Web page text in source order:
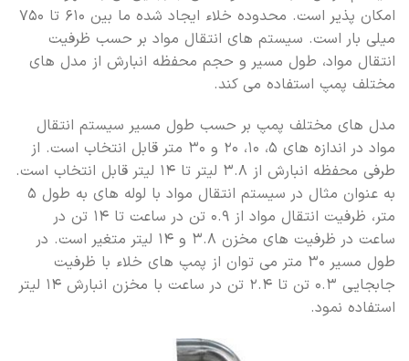
امکان پذیر است. محدوده خلاء ایجاد شده ما بین ۶۱۰ تا ۷۵۰
میلی بار است. سیستم های انتقال مواد بر حسب ظرفیت
انتقال مواد، طول مسیر و حجم محفظه انبارش از مدل های
مختلف پمپ استفاده می کند.
مدل های مختلف پمپ بر حسب طول مسیر سیستم انتقال
مواد در اندازه های ۵، ۱۰، ۲۰ و ۳۰ متر قابل انتخاب است. از
طرفی محفظه انبارش از ۳.۸ لیتر تا ۱۴ لیتر قابل انتخاب است.
به عنوان مثال در سیستم انتقال مواد با لوله های به طول ۵
متر، ظرفیت انتقال مواد از ۰.۹ تن در ساعت تا ۱۴ تن در
ساعت در ظرفیت های مخزن ۳.۸ و ۱۴ لیتر متغیر است. در
طول مسیر ۳۰ متر می توان از پمپ های خلاء با ظرفیت
جابجایی ۰.۳ تن تا ۲.۴ تن در ساعت با مخزن انبارش ۱۴ لیتر
استفاده نمود.